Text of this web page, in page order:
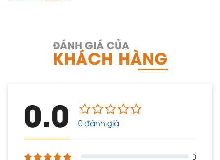
ĐÁNH GIÁ CỦA
KHÁCH HÀNG
0.0 0 đánh giá
0